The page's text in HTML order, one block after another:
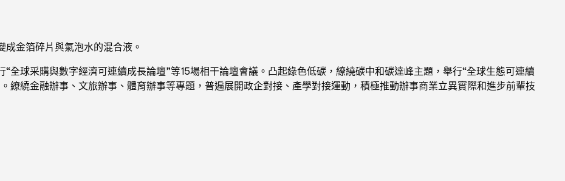
金箔碎片與氣泡水的混合液。
球采購與數字經濟可連續成長論壇”等15場相干論壇會議。凸起綠色低碳，繚繞碳中和碳達峰主題，舉行“全球生態可連續
繚繞金融辦事、文旅辦事、體育辦事等專題，普遍展開政企對接、產學對接運動，積極推動辦事商業立異實際和進步前輩技